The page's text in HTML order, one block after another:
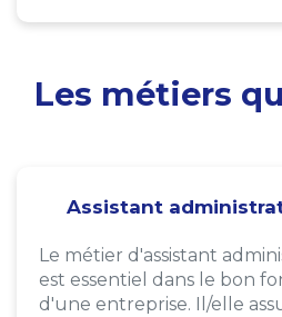
Les métiers
Assistant
Le métier d'assistant
est essentiel dans le bon
d'une entreprise. Il/elle